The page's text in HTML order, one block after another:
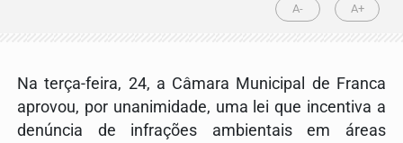
A- A+
Na terça-feira, 24, a Câmara Municipal de Franca
aprovou, por unanimidade, uma lei que incentiva a
denúncia de infrações ambientais em áreas